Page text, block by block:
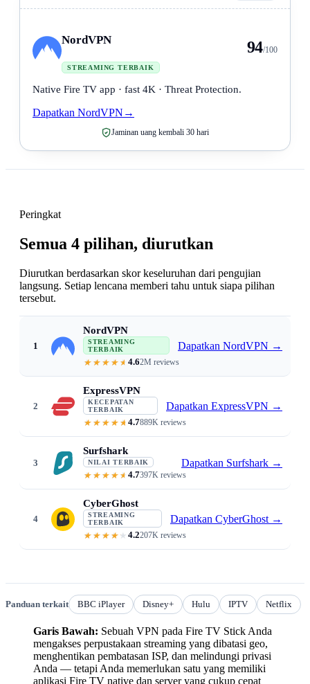
NordVPN
STREAMING TERBAIK
94/100
Native Fire TV app · fast 4K · Threat Protection.
Dapatkan NordVPN →
Jaminan uang kembali 30 hari
Peringkat
Semua 4 pilihan, diurutkan
Diurutkan berdasarkan skor keseluruhan dari pengujian
langsung. Setiap lencana memberi tahu untuk siapa pilihan
tersebut.
1
NordVPN
STREAMING
TERBAIK
4.62M reviews
Dapatkan NordVPN →
2
ExpressVPN
KECEPATAN
TERBAIK
4.7889K reviews
Dapatkan ExpressVPN →
3
Surfshark
NILAI TERBAIK
4.7397K reviews
Dapatkan Surfshark →
4
CyberGhost
STREAMING
TERBAIK
4.2207K reviews
Dapatkan CyberGhost →
Panduan terkait BBC iPlayer Disney+ Hulu IPTV Netflix
Garis Bawah: Sebuah VPN pada Fire TV Stick Anda
mengakses perpustakaan streaming yang dibatasi geo,
menghentikan pembatasan ISP, dan melindungi privasi
Anda — tetapi Anda memerlukan satu yang memiliki
aplikasi Fire TV native dan server yang cukup cepat